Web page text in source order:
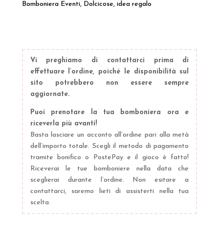
Bomboniera Eventi, Dolcicose, idea regalo
Vi preghiamo di contattarci prima di
effettuare l’ordine, poiché le disponibilità sul
sito potrebbero non essere sempre
aggiornate.
Puoi prenotare la tua bomboniera ora e
riceverla più avanti!
Basta lasciare un acconto all’ordine pari alla metà
dell’importo totale. Scegli il metodo di pagamento
tramite bonifico o PostePay e il gioco è fatto!
Riceverai le tue bomboniere nella data che
sceglierai durante l’ordine. Non esitare a
contattarci, saremo lieti di assisterti nella tua
scelta.